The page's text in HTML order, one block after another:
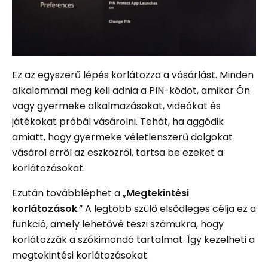
Ez az egyszerű lépés korlátozza a vásárlást. Minden
alkalommal meg kell adnia a PIN-kódot, amikor Ön
vagy gyermeke alkalmazásokat, videókat és
játékokat próbál vásárolni. Tehát, ha aggódik
amiatt, hogy gyermeke véletlenszerű dolgokat
vásárol erről az eszközről, tartsa be ezeket a
korlátozásokat.
Ezután továbbléphet a „Megtekintési
korlátozások.” A legtöbb szülő elsődleges célja ez a
funkció, amely lehetővé teszi számukra, hogy
korlátozzák a szókimondó tartalmat. Így kezelheti a
megtekintési korlátozásokat.